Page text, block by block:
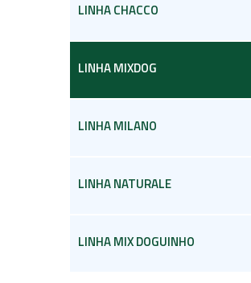
LINHA CHACCO
LINHA MIXDOG
LINHA MILANO
LINHA NATURALE
LINHA MIX DOGUINHO